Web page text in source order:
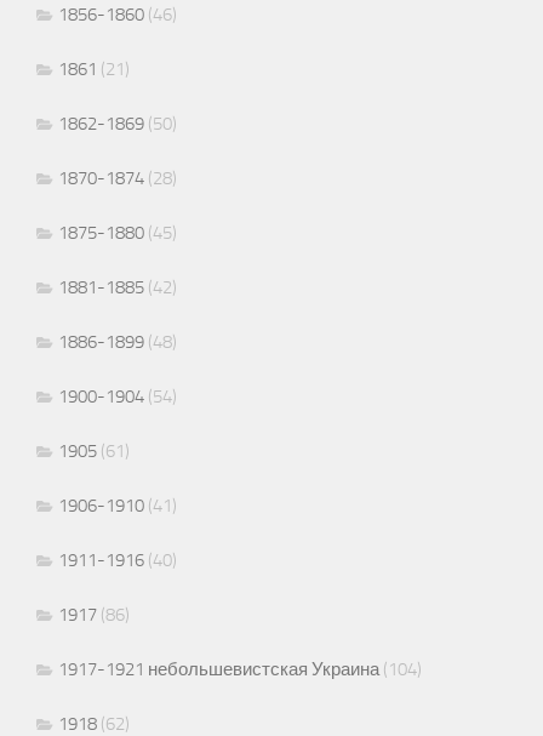
1856-1860 (46)
1861 (21)
1862-1869 (50)
1870-1874 (28)
1875-1880 (45)
1881-1885 (42)
1886-1899 (48)
1900-1904 (54)
1905 (61)
1906-1910 (41)
1911-1916 (40)
1917 (86)
1917-1921 небольшевистская Украина(104)
1918 (62)